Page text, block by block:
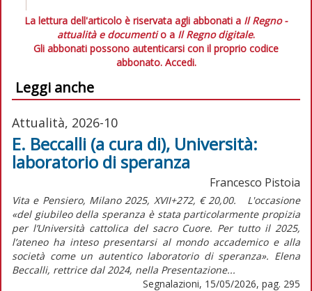
La lettura dell'articolo è riservata agli abbonati a Il Regno -
attualità e documentio a Il Regno digitale.
Gli abbonati possono autenticarsi con il proprio codice
abbonato. Accedi.
Leggi anche
Attualità, 2026-10
E. Beccalli (a cura di), Università:
laboratorio di speranza
Francesco Pistoia
Vita e Pensiero, Milano 2025, XVII+272, € 20,00. L'occasione
«del giubileo della speranza è stata particolarmente propizia
per l’Università cattolica del sacro Cuore. Per tutto il 2025,
l’ateneo ha inteso presentarsi al mondo accademico e alla
società come un autentico laboratorio di speranza». Elena
Beccalli, rettrice dal 2024, nella Presentazione...
Segnalazioni, 15/05/2026, pag. 295